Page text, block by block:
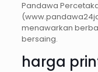
Pandawa
menawarkan
bersaing.
harga